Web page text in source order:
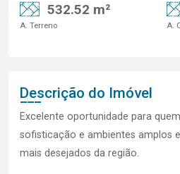
532.52 m²
A. Terreno A.
Descrição do Imóvel
Excelente oportunidade para
sofisticação e ambientes amplos
mais desejados da região.